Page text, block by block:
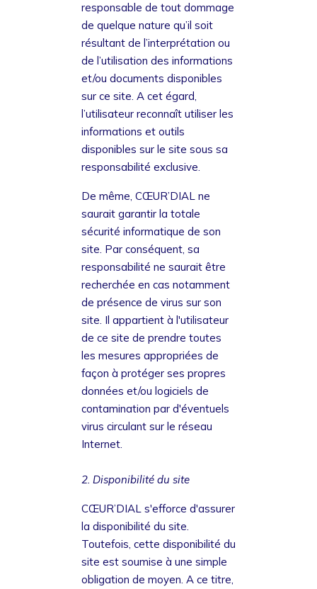
responsable de tout dommage
de quelque nature qu’il soit
résultant de l’interprétation ou
de l’utilisation des informations
et/ou documents disponibles
sur ce site. A cet égard,
l’utilisateur reconnaît utiliser les
informations et outils
disponibles sur le site sous sa
responsabilité exclusive.
De même, CŒUR’DIAL ne
saurait garantir la totale
sécurité informatique de son
site. Par conséquent, sa
responsabilité ne saurait être
recherchée en cas notamment
de présence de virus sur son
site. Il appartient à l'utilisateur
de ce site de prendre toutes
les mesures appropriées de
façon à protéger ses propres
données et/ou logiciels de
contamination par d'éventuels
virus circulant sur le réseau
Internet.
2. Disponibilité du site
CŒUR’DIAL s'efforce d'assurer
la disponibilité du site.
Toutefois, cette disponibilité du
site est soumise à une simple
obligation de moyen. A ce titre,